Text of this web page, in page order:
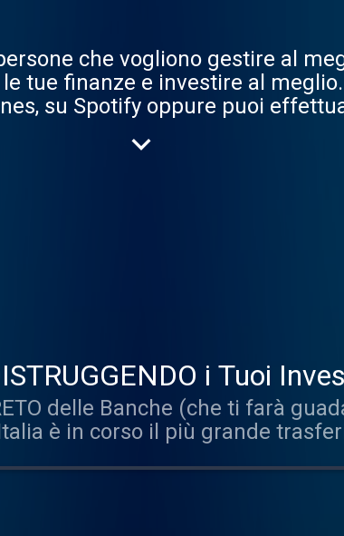
che vogliono gestire al
tue finanze e investire al
su Spotify oppure puoi
i Tuoi
delle Banche (che ti farà
è in corso il più grande
come gestire un'eredità così
generazione all'altra: si tratta